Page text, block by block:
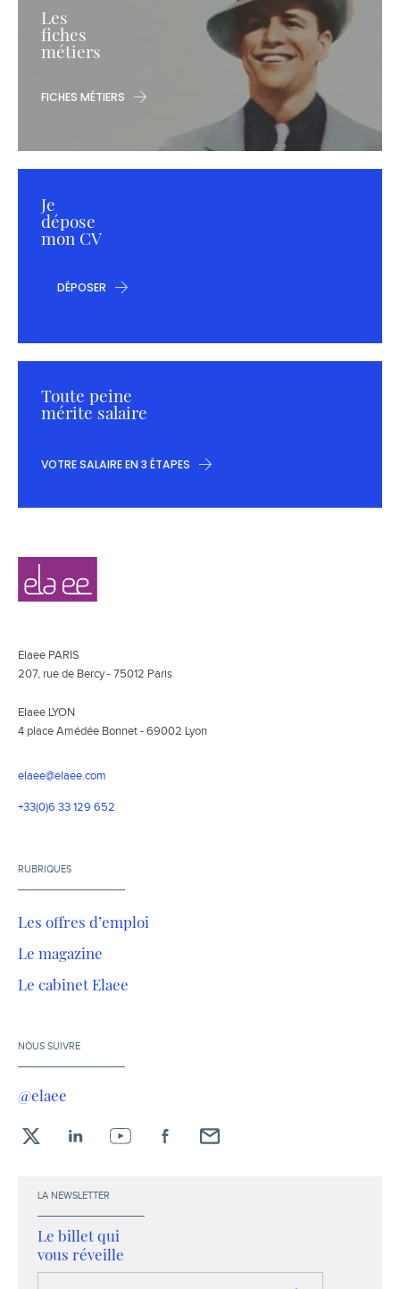
Les
fiches
métiers
FICHES MÉTIERS
Je
dépose
mon CV
DÉPOSER
Toute peine
mérite salaire
VOTRE SALAIRE EN 3 ÉTAPES
Navigation
secondaire
Elaee
Elaee PARIS
207, rue de Bercy - 75012 Paris
Elaee LYON
4 place Amédée Bonnet - 69002 Lyon
elaee@elaee.com
+33(0)6 33 129 652
RUBRIQUES
Les offres d’emploi
Le magazine
Le cabinet Elaee
NOUS SUIVRE
@elaee
LA NEWSLETTER
Le billet qui
vous réveille